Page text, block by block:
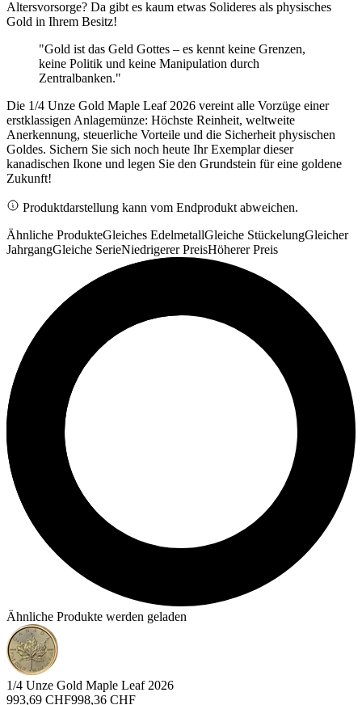
Altersvorsorge? Da gibt es kaum etwas Solideres als physisches
Gold in Ihrem Besitz!
"Gold ist das Geld Gottes – es kennt keine Grenzen,
keine Politik und keine Manipulation durch
Zentralbanken."
Die 1/4 Unze Gold Maple Leaf 2026 vereint alle Vorzüge einer
erstklassigen Anlagemünze: Höchste Reinheit, weltweite
Anerkennung, steuerliche Vorteile und die Sicherheit physischen
Goldes. Sichern Sie sich noch heute Ihr Exemplar dieser
kanadischen Ikone und legen Sie den Grundstein für eine goldene
Zukunft!
Produktdarstellung kann vom Endprodukt abweichen.
Ähnliche ProdukteGleiches EdelmetallGleiche StückelungGleicher
JahrgangGleiche SerieNiedrigerer PreisHöherer Preis
Ähnliche Produkte werden geladen
1/4 Unze Gold Maple Leaf 2026
993,69 CHF998,36 CHF